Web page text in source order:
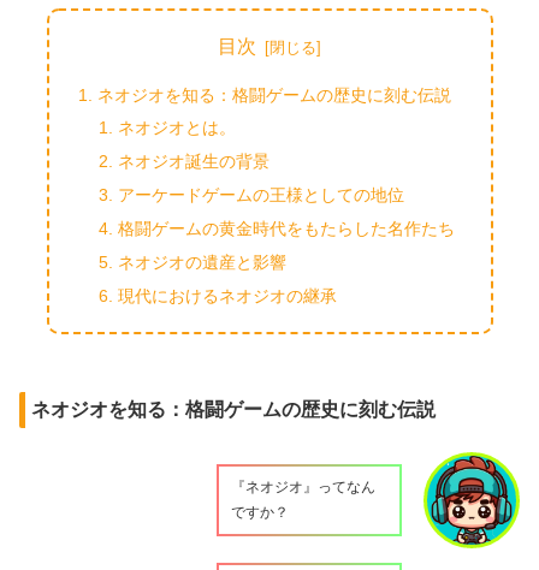
目次
ネオジオを知る：格闘ゲームの歴史に刻む伝説
ネオジオとは。
ネオジオ誕生の背景
アーケードゲームの王様としての地位
格闘ゲームの黄金時代をもたらした名作たち
ネオジオの遺産と影響
現代におけるネオジオの継承
ネオジオを知る：格闘ゲームの歴史に刻む伝説
『ネオジオ』ってなん
ですか？